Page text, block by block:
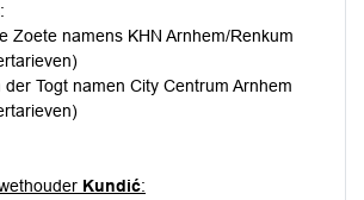
Zoete namens KHN Arnhem/Renkum
der Togt namen City Centrum Arnhem
Kundić: